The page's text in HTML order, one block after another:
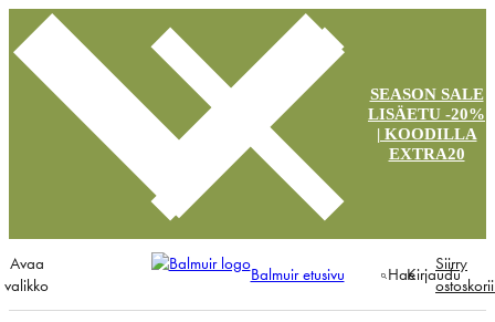
SEASON SALE
LISÄETU -20%
| KOODILLA
EXTRA20
Avaa
valikko
Balmuir etusivu HaeKirjaudu
Siirry